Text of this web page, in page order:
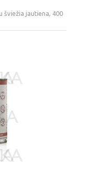
šviežia jautiena, 400